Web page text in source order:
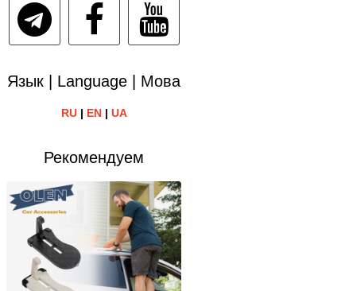
Язык | Language | Мова
RU| EN| UA
Рекомендуем